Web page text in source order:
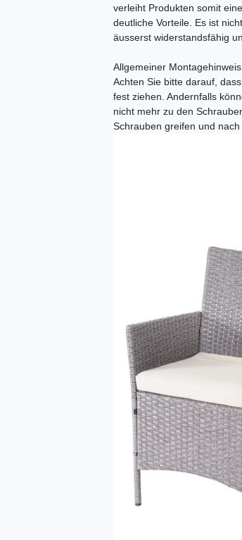
verleiht Produkten somit
deutliche Vorteile. Es ist
äusserst widerstandsfähig
Allgemeiner
Achten Sie bitte darauf,
fest ziehen. Andernfalls
nicht mehr zu den
Schrauben greifen und